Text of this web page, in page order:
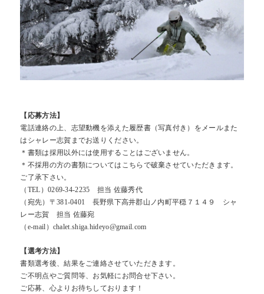
【応募方法】
電話連絡の上、志望動機を添えた履歴書（写真付き）をメールまた
はシャレー志賀までお送りください。
＊書類は採用以外には使用することはございません。
＊不採用の方の書類についてはこちらで破棄させていただきます。
ご了承下さい。
（TEL）0269-34-2235 担当 佐藤秀代
（宛先）〒381-0401 長野県下高井郡山ノ内町平穏７１４９ シャ
レー志賀 担当 佐藤宛
（e-mail）chalet.shiga.hideyo@gmail.com
【選考方法】
書類選考後、結果をご連絡させていただきます。
ご不明点やご質問等、お気軽にお問合せ下さい。
ご応募、心よりお待ちしております！